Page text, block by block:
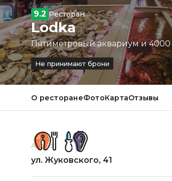
9.2 Ресторан
Lodka
Пятиметровый аквариум и
Не принимают брони
О ресторанеФотоКартаОтзывы
Адрес:
ул. Жуковского, 41